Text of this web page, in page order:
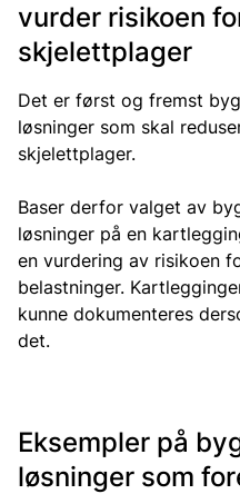
vurder risikoen
skjelettplager
Det er først og fremst
løsninger som skal
skjelettplager.
Baser derfor valget av
løsninger på en
en vurdering av risikoen
belastninger.
kunne dokumenteres
det.
Eksempler på
løsninger som